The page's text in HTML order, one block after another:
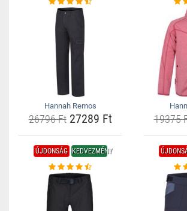
Hannah Remos
26796 Ft27289 Ft 19375
ÚJDONSÁG KEDVEZMÉNY